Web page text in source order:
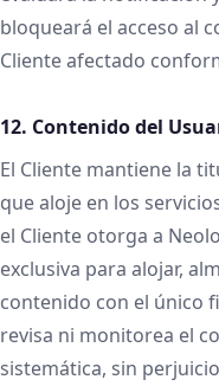
bloqueará el acceso al
Cliente afectado
12. Contenido del
El Cliente mantiene la
que aloje en los
el Cliente otorga a
exclusiva para alojar,
contenido con el único
revisa ni monitorea el
sistemática, sin